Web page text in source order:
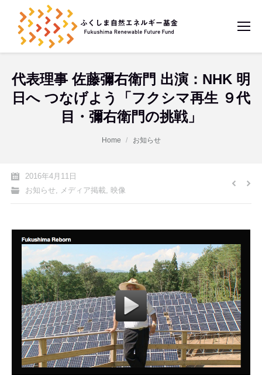
代表理事 佐藤彌右衛門 出演：NHK 明
日へ つなげよう「フクシマ再生 ９代
目・彌右衛門の挑戦」
Home お知らせ
2016年4月11日
お知らせ, メディア掲載, 映像